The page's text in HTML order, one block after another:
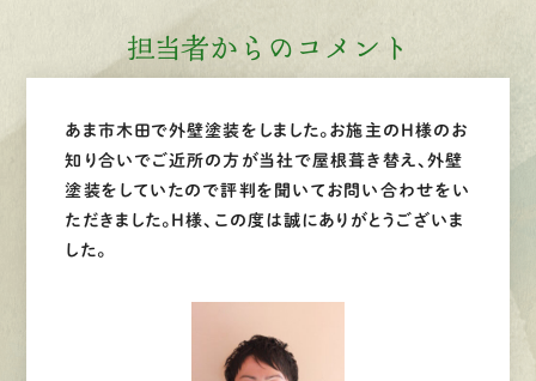
担当者からのコメント
あま市木田で外壁塗装をしました。お施主のH様のお
知り合いでご近所の方が当社で屋根葺き替え、外壁
塗装をしていたので評判を聞いてお問い合わせをい
ただきました。H様、この度は誠にありがとうございま
した。